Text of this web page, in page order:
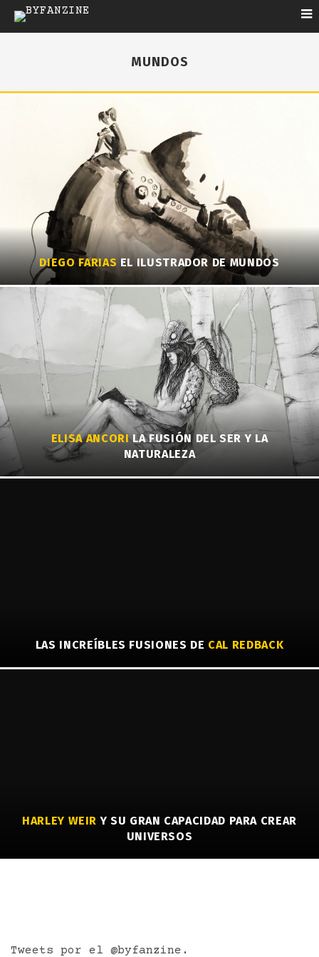
MUNDOS
DIEGO FARIAS EL ILUSTRADOR DE MUNDOS
ELISA ANCORILA FUSIÓN DEL SER Y LA
NATURALEZA
LAS INCREÍBLES FUSIONES DE CAL REDBACK
HARLEY WEIR Y SU GRAN CAPACIDAD PARA CREAR
UNIVERSOS
Tweets por el @byfanzine.